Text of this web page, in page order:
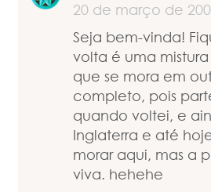
20 de março de
Seja bem-vinda!
volta é uma
que se mora em
completo, pois
quando voltei, e
Inglaterra e até
morar aqui, mas a
viva. hehehe